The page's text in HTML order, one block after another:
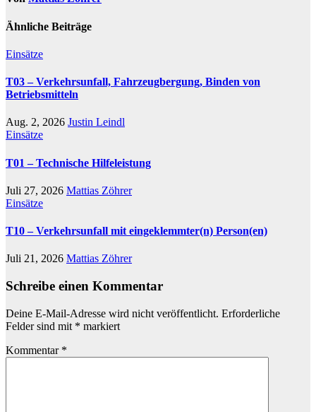
Ähnliche Beiträge
Einsätze
T03 – Verkehrsunfall, Fahrzeugbergung, Binden von
Betriebsmitteln
Aug. 2, 2026 Justin Leindl
Einsätze
T01 – Technische Hilfeleistung
Juli 27, 2026 Mattias Zöhrer
Einsätze
T10 – Verkehrsunfall mit eingeklemmter(n) Person(en)
Juli 21, 2026 Mattias Zöhrer
Schreibe einen Kommentar
Deine E-Mail-Adresse wird nicht veröffentlicht. Erforderliche
Felder sind mit * markiert
Kommentar *